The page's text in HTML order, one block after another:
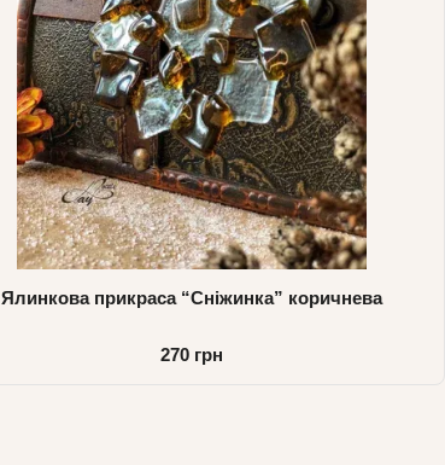
Ялинкова прикраса “Сніжинка” коричнева
270 грн